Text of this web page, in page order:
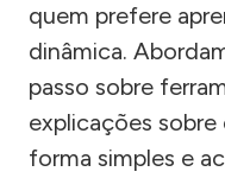
quem prefere
dinâmica.
passo sobre
explicações
forma simples e